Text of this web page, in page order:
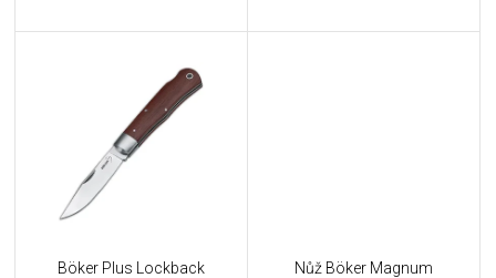
Böker Plus Lockback
Nůž Böker Magnum